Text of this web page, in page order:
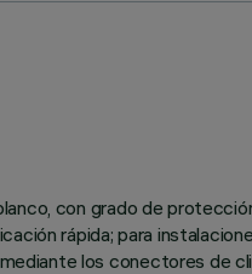
con grado de
rápida; para
los conectores de